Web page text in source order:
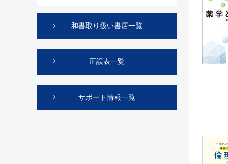
和書取り扱い書店一覧
正誤表一覧
サポート情報一覧